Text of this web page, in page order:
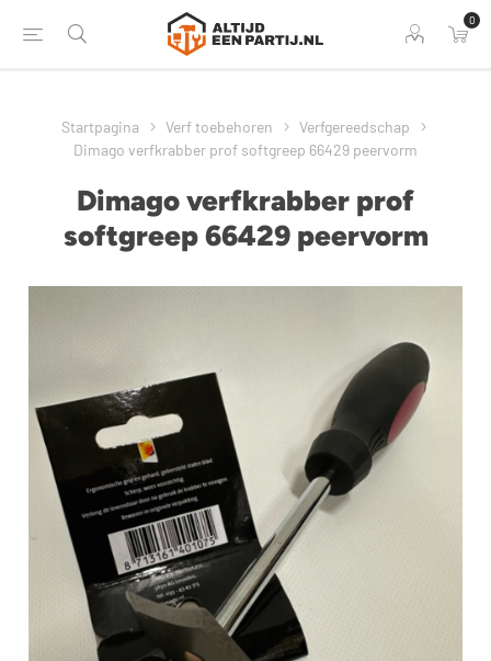
0
Startpagina Verf toebehoren
Verfgereedschap
Dimago verfkrabber prof softgreep 66429 peervorm
Dimago verfkrabber prof
softgreep 66429 peervorm